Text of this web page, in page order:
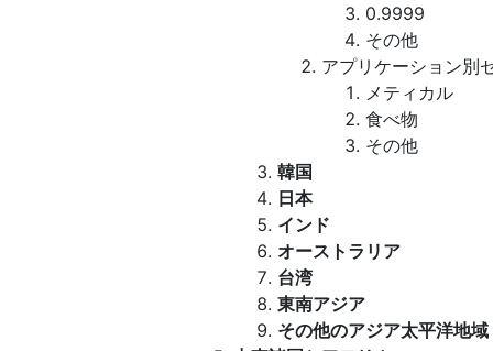
0.9999
その他
アプリケーション別
メティカル
食べ物
その他
韓国
日本
インド
オーストラリア
台湾
東南アジア
その他のアジア太平洋地域